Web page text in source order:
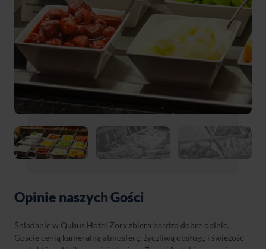
Opinie naszych Gości
Śniadanie w Qubus Hotel Żory zbiera bardzo dobre opinie.
Goście cenią kameralną atmosferę, życzliwą obsługę i świeżość